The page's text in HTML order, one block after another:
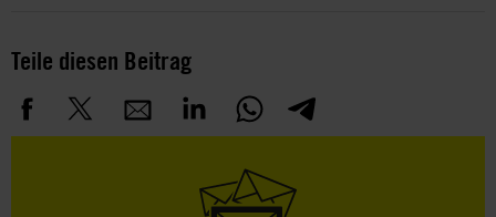
Teile diesen Beitrag